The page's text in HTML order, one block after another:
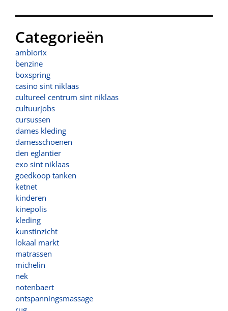
Categorieën
ambiorix
benzine
boxspring
casino sint niklaas
cultureel centrum sint niklaas
cultuurjobs
cursussen
dames kleding
damesschoenen
den eglantier
exo sint niklaas
goedkoop tanken
ketnet
kinderen
kinepolis
kleding
kunstinzicht
lokaal markt
matrassen
michelin
nek
notenbaert
ontspanningsmassage